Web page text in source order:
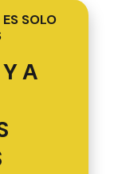
SOLO
A